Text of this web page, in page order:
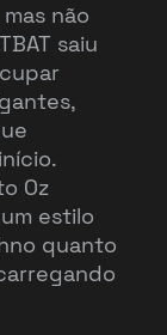
não
saiu
Oz
estilo
quanto